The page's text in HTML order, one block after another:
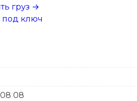
груз →
под ключ
08